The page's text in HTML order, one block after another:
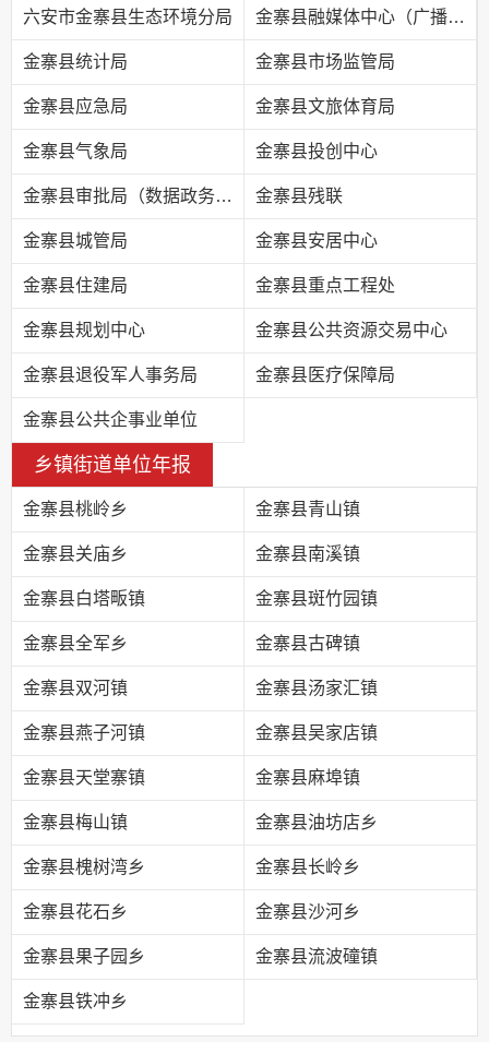
六安市金寨县生态环境分局 金寨县融媒体中心（广播电视台）
金寨县统计局 金寨县市场监管局
金寨县应急局 金寨县文旅体育局
金寨县气象局 金寨县投创中心
金寨县审批局（数据政务局） 金寨县残联
金寨县城管局 金寨县安居中心
金寨县住建局 金寨县重点工程处
金寨县规划中心 金寨县公共资源交易中心
金寨县退役军人事务局 金寨县医疗保障局
金寨县公共企事业单位
乡镇街道单位年报
金寨县桃岭乡 金寨县青山镇
金寨县关庙乡 金寨县南溪镇
金寨县白塔畈镇 金寨县斑竹园镇
金寨县全军乡 金寨县古碑镇
金寨县双河镇 金寨县汤家汇镇
金寨县燕子河镇 金寨县吴家店镇
金寨县天堂寨镇 金寨县麻埠镇
金寨县梅山镇 金寨县油坊店乡
金寨县槐树湾乡 金寨县长岭乡
金寨县花石乡 金寨县沙河乡
金寨县果子园乡 金寨县流波䃥镇
金寨县铁冲乡